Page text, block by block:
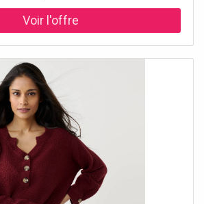
Maille fantaisie 100%
Maille en point de blé• Col tunisien
corne• Manches 3/4 animées d'un pli
Base droite